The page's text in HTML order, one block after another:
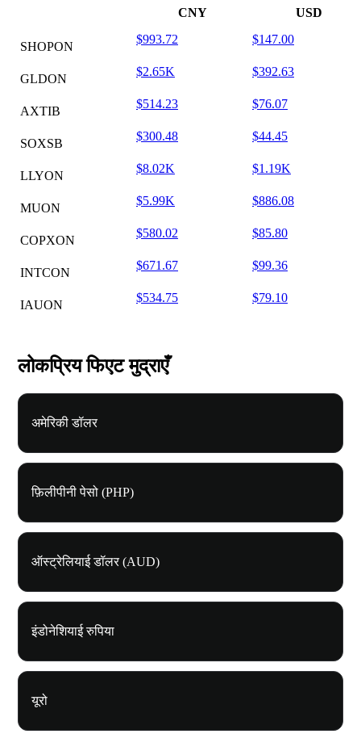
CNY USD
SHOPON
$993.72 $147.00
GLDON
$2.65K $392.63
AXTIB
$514.23 $76.07
SOXSB
$300.48 $44.45
LLYON
$8.02K $1.19K
MUON
$5.99K $886.08
COPXON
$580.02 $85.80
INTCON
$671.67 $99.36
IAUON
$534.75 $79.10
लोकप्रिय फिएट मुद्राएँ
अमेरिकी डॉलर
फ़िलीपीनी पेसो (PHP)
ऑस्ट्रेलियाई डॉलर (AUD)
इंडोनेशियाई रुपिया
यूरो